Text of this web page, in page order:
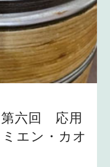
第六回 応用
エン・カオ